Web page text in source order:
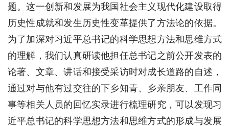
题。这一创新和发展为我国社会主义现代化建设取得
历史性成就和发生历史性变革提供了方法论的依据。
为了加深对习近平总书记的科学思想方法和思维方式
的理解，我们认真研读他担任总书记之前公开发表的
论著、文章、讲话和接受采访时对成长道路的自述，
通过对与他有过交往的下乡知青、乡亲朋友、工作同
事等相关人员的回忆实录进行梳理研究，可以发现习
近平总书记的科学思想方法和思维方式的形成与发展